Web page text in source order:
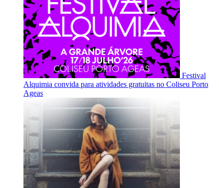
Festival
Alquimia convida para atividades gratuitas no Coliseu Porto
Ageas